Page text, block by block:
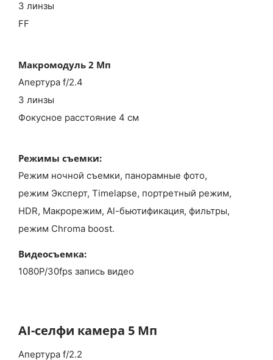
3 линзы
FF
Макромодуль 2 Мп
Апертура f/2.4
3 линзы
Фокусное расстояние 4 см
Режимы съемки:
Режим ночной съемки, панорамные фото,
режим Эксперт, Timelapse, портретный режим,
HDR, Макрорежим, Al-бьютификация, фильтры,
режим Chroma boost.
Видеосъемка:
1080P/30fps запись видео
AI-селфи камера 5 Мп
Апертура f/2.2